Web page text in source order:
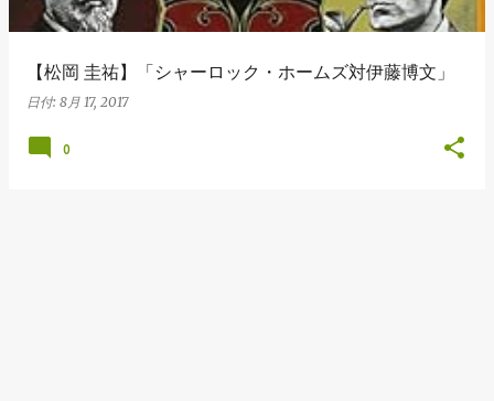
【松岡 圭祐】「シャーロック・ホームズ対伊藤博文」
日付: 8月 17, 2017
0